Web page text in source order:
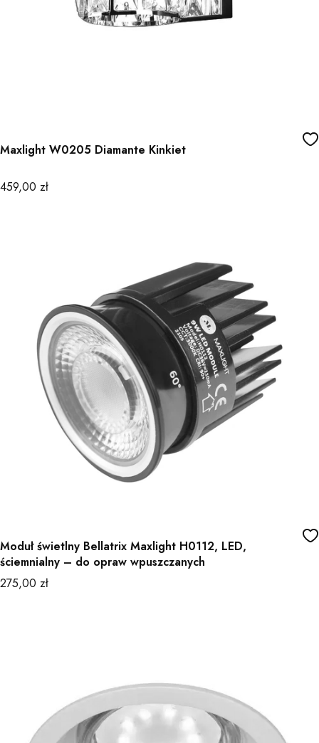
Maxlight W0205 Diamante Kinkiet
Cena
459,00 zł
Moduł świetlny Bellatrix Maxlight H0112, LED,
ściemnialny – do opraw wpuszczanych
Cena
275,00 zł